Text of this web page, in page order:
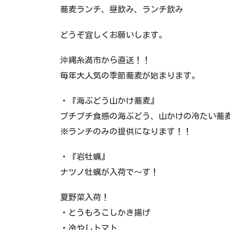
蕎麦ランチ、昼飲み、ランチ飲み
どうぞ宜しくお願いします。
沖縄糸満市から直送！！
毎年大人気の季節蕎麦が始まります。
・『海ぶどう山かけ蕎麦』
プチプチ食感の海ぶどう、山かけの冷たい蕎
※ランチのみの提供になります！！
・『岩牡蠣』
ナツノ牡蠣が入荷で～す！
夏野菜入荷！
・とうもろこしかき揚げ
・冷やしトマト